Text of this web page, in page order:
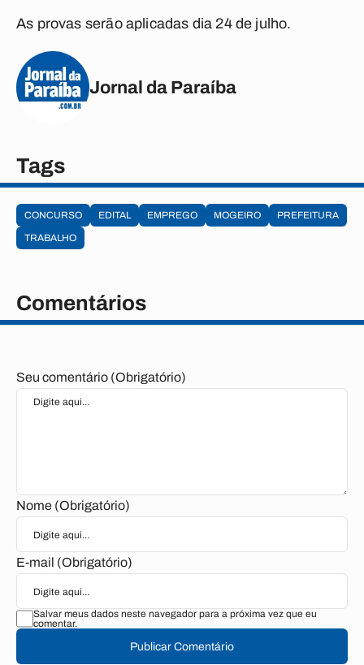
As provas serão aplicadas dia 24 de julho.
Jornal da Paraíba
Tags
CONCURSO EDITAL EMPREGO MOGEIRO
PREFEITURA
TRABALHO
Comentários
Seu comentário (Obrigatório)
Nome (Obrigatório)
E-mail (Obrigatório)
Salvar meus dados neste navegador para a próxima vez que eu
comentar.
Publicar Comentário